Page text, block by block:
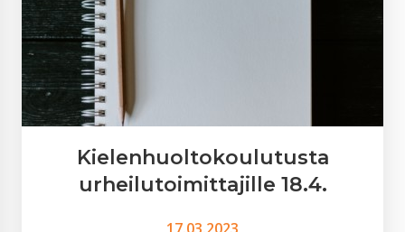
Kielenhuoltokoulutusta
urheilutoimittajille 18.4.